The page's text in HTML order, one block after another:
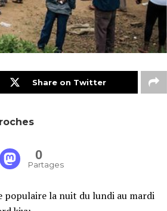
Share on Twitter
0
Partages
populaire la nuit du lundi au mardi